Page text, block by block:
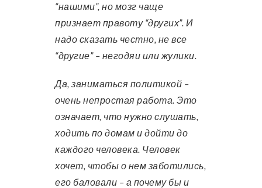
“нашими”, но мозг чаще
признает правоту “других”. И
надо сказать честно, не все
“другие” – негодяи или жулики.
Да, заниматься политикой –
очень непростая работа. Это
означает, что нужно слушать,
ходить по домам и дойти до
каждого человека. Человек
хочет, чтобы о нем заботились,
его баловали – а почему бы и